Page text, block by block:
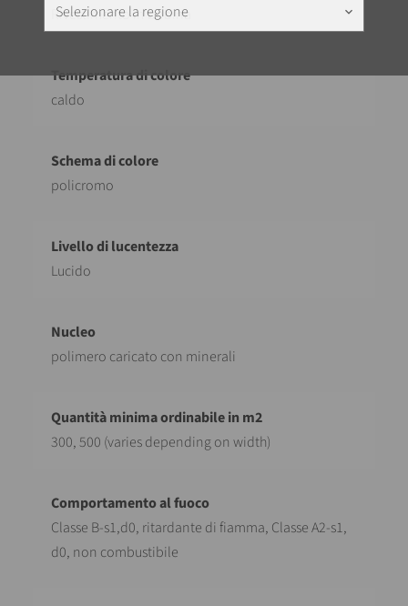
Selezionare la regione keyboard_arrow_down
Rivestimento in bobina
caldo
policromo
Lucido
polimero caricato con minerali
300, 500 (varies depending on width)
Classe B-s1,d0, ritardante di fiamma, Classe A2-s1,
d0, non combustibile